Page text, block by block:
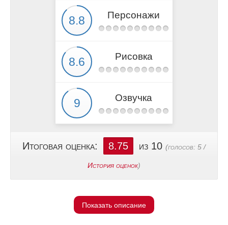
Персонажи
Рисовка
Озвучка
Итоговая оценка: 8.75 из 10 (голосов: 5 /
История оценок)
Показать описание